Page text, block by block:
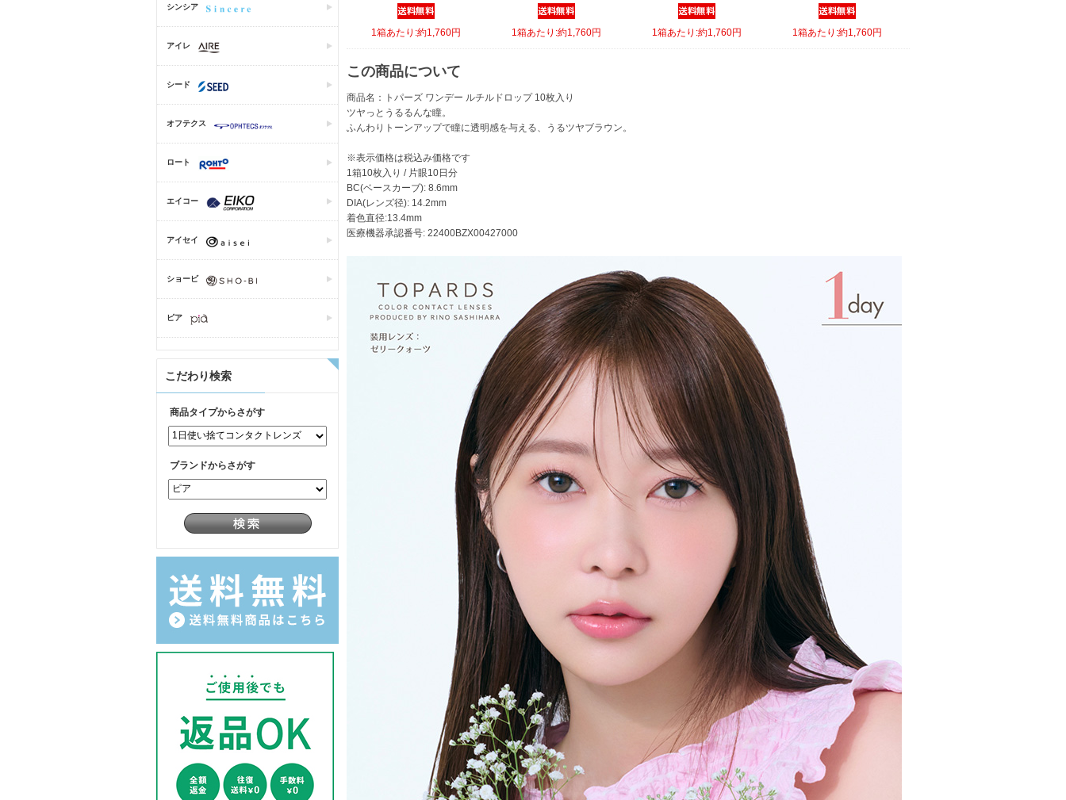
シンシア
アイレ
シード
オフテクス
ロート
エイコー
アイセイ
ショービ
ピア
こだわり検索
商品タイプからさがす
ブランドからさがす
1箱あたり:約1,760円 1箱あたり:約1,760円 1箱あたり:約1,760円 1箱あたり:約1,760円
この商品について
商品名：トパーズ ワンデー ルチルドロップ 10枚入り
ツヤっとうるるんな瞳。
ふんわりトーンアップで瞳に透明感を与える、うるツヤブラウン。
※表示価格は税込み価格です
1箱10枚入り / 片眼10日分
BC(ベースカーブ): 8.6mm
DIA(レンズ径): 14.2mm
着色直径:13.4mm
医療機器承認番号: 22400BZX00427000